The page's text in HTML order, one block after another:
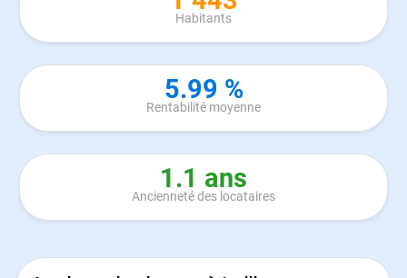
Habitants
5.99 %
Rentabilité moyenne
1.1 ans
Ancienneté des locataires